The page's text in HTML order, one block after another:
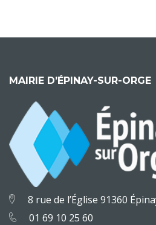
MAIRIE D’ÉPINAY-SUR-ORGE
8 rue de l’Église 91360
01 69 10 25 60